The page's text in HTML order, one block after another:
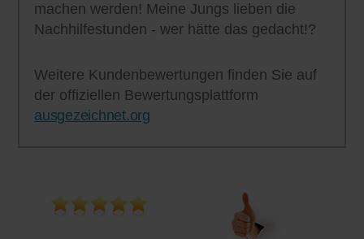
machen werden! Meine Jungs lieben die
Nachhilfestunden - wer hätte das gedacht!?
Weitere Kundenbewertungen finden Sie auf
der offiziellen Bewertungsplattform
ausgezeichnet.org